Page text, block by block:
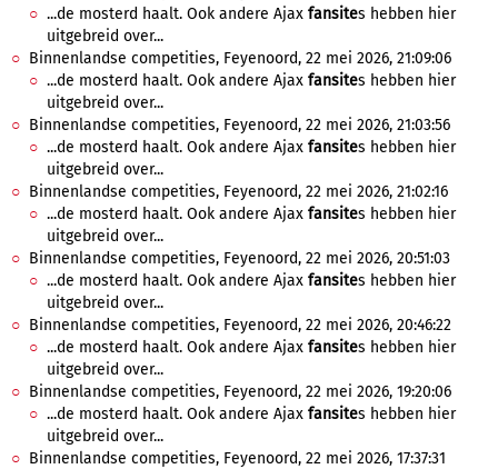
...de mosterd haalt. Ook andere Ajax fansites hebben hier
uitgebreid over...
Binnenlandse competities, Feyenoord, 22 mei 2026, 21:09:06
...de mosterd haalt. Ook andere Ajax fansites hebben hier
uitgebreid over...
Binnenlandse competities, Feyenoord, 22 mei 2026, 21:03:56
...de mosterd haalt. Ook andere Ajax fansites hebben hier
uitgebreid over...
Binnenlandse competities, Feyenoord, 22 mei 2026, 21:02:16
...de mosterd haalt. Ook andere Ajax fansites hebben hier
uitgebreid over...
Binnenlandse competities, Feyenoord, 22 mei 2026, 20:51:03
...de mosterd haalt. Ook andere Ajax fansites hebben hier
uitgebreid over...
Binnenlandse competities, Feyenoord, 22 mei 2026, 20:46:22
...de mosterd haalt. Ook andere Ajax fansites hebben hier
uitgebreid over...
Binnenlandse competities, Feyenoord, 22 mei 2026, 19:20:06
...de mosterd haalt. Ook andere Ajax fansites hebben hier
uitgebreid over...
Binnenlandse competities, Feyenoord, 22 mei 2026, 17:37:31